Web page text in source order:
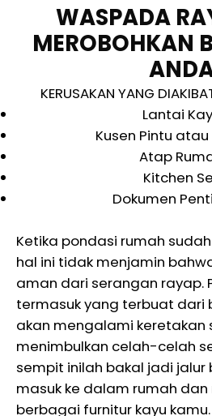
WASPADA
MEROBOHKAN
KERUSAKAN YANG
Lantai
Kusen Pintu
Atap
Kitchen
Dokumen
Ketika pondasi rumah
hal ini tidak menjamin
aman dari serangan rayap.
termasuk yang terbuat dari
akan mengalami keretakan
menimbulkan celah-celah
sempit inilah bakal jadi jalur
masuk ke dalam rumah
berbagai furnitur kayu kamu.